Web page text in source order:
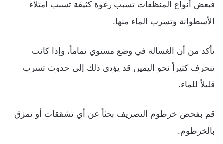
فبعض أنواع المنظفات تسبب رغوة كثيفة تسبب امتلاء
الأسطوانة وتسرب الماء منها.
تأكد من أن الغسالة في وضع مستوي تماماً، وإذا كانت
تنحرف كثيراً نحو اليمين قد يؤدي ذلك إلى حدوث تسرب
قليلاً للماء.
قم بفحص خرطوم التصريف بحثاً عن أي تشققات أو تمزق
بالخرطوم.